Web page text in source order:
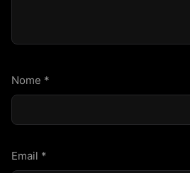
Nome *
Email *